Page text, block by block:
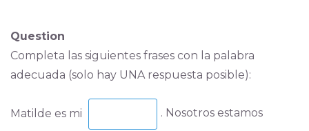
Question
Completa las siguientes frases con la palabra
adecuada (solo hay UNA respuesta posible):
Matilde es mi
. Nosotros estamos